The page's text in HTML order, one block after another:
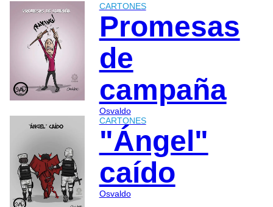
CARTONES
Promesas
de
campaña
Osvaldo
CARTONES
"Ángel"
caído
Osvaldo